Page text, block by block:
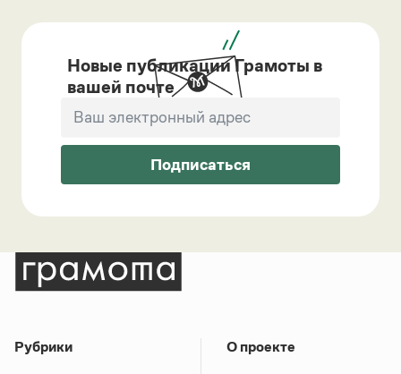
Новые публикации Грамоты в
вашей почте
Подписаться
Рубрики О проекте